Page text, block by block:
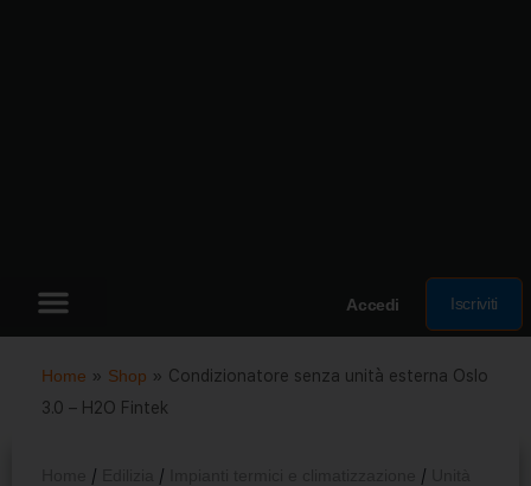
Accedi Iscriviti
Home » Shop » Condizionatore senza unità esterna ​Oslo
3.0 – H2O Fintek
/ / /